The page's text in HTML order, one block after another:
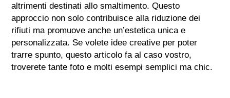
altrimenti destinati allo smaltimento. Questo
approccio non solo contribuisce alla riduzione dei
rifiuti ma promuove anche un’estetica unica e
personalizzata. Se volete idee creative per poter
trarre spunto, questo articolo fa al caso vostro,
troverete tante foto e molti esempi semplici ma chic.